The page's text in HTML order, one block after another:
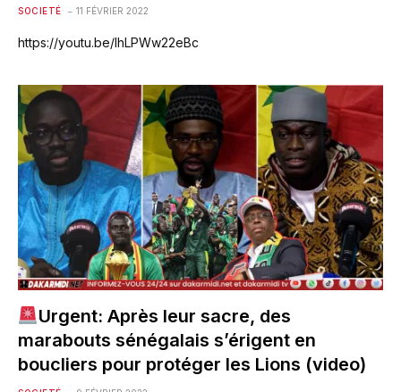
SOCIETÉ 11 FÉVRIER 2022
https://youtu.be/lhLPWw22eBc
Urgent: Après leur sacre, des
marabouts sénégalais s’érigent en
boucliers pour protéger les Lions (video)